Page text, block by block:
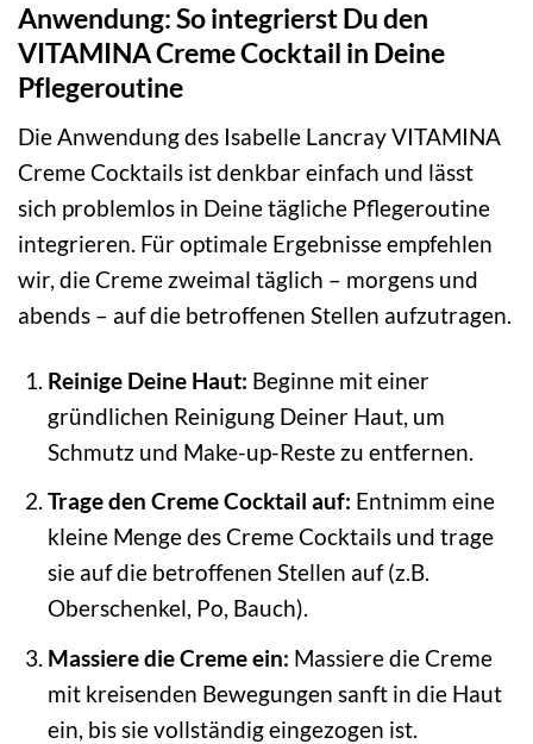
Anwendung: So integrierst Du den
VITAMINA Creme Cocktail in Deine
Pflegeroutine
Die Anwendung des Isabelle Lancray VITAMINA
Creme Cocktails ist denkbar einfach und lässt
sich problemlos in Deine tägliche Pflegeroutine
integrieren. Für optimale Ergebnisse empfehlen
wir, die Creme zweimal täglich – morgens und
abends – auf die betroffenen Stellen aufzutragen.
Reinige Deine Haut: Beginne mit einer
gründlichen Reinigung Deiner Haut, um
Schmutz und Make-up-Reste zu entfernen.
Trage den Creme Cocktail auf: Entnimm eine
kleine Menge des Creme Cocktails und trage
sie auf die betroffenen Stellen auf (z.B.
Oberschenkel, Po, Bauch).
Massiere die Creme ein: Massiere die Creme
mit kreisenden Bewegungen sanft in die Haut
ein, bis sie vollständig eingezogen ist.